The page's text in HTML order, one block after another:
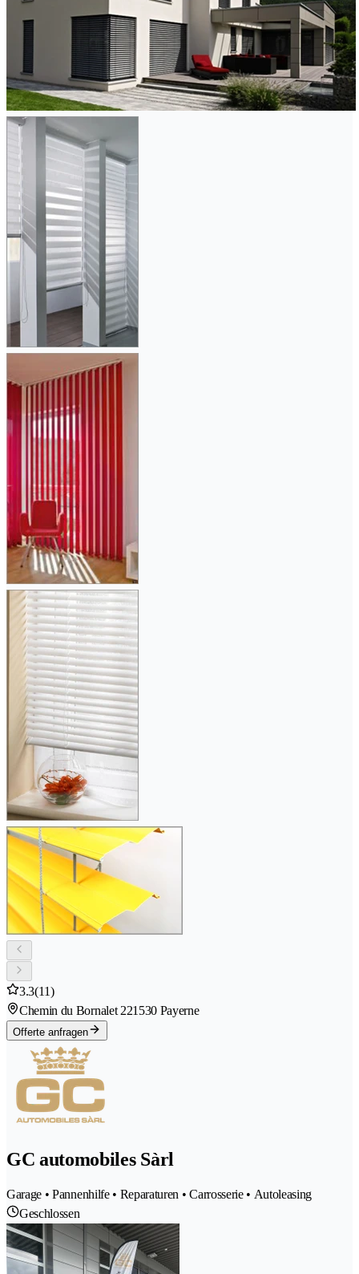
3.3(11)
Chemin du Bornalet 221530 Payerne
Offerte anfragen
GC automobiles Sàrl
Garage • Pannenhilfe • Reparaturen • Carrosserie • Autoleasing
Geschlossen